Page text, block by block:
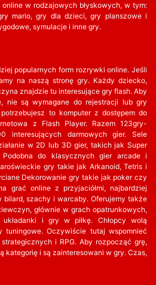
w rodzajowych błyskowych, w tym:
mario, gry dla dzieci, gry planszowe i
symulacje i inne gry.
popularnych form rozrywki online. Jeśli
na naszą stronę gry. Każdy dziecko,
znajdzie tu interesujące gry flash. Aby
nie są wymagane do rejestracji lub gry
to komputer z dostępem do
z Flash Player. Razem 123gry-
interesujących darmowych gier. Sele
w 2D lub 3D gier, takich jak Super
do klasycznych gier arcade i
gry takie jak Arkanoid, Tetris i
Dekorowanie gry takie jak poker czy
grać online z przyjaciółmi, najbardziej
bilard, szachy i warcaby. Oferujemy także
głównie w grach opatrunkowych,
i gry w piłkę. Chłopcy wolą
tuningowe. Oczywiście tutaj wspomnieć
i RPG. Aby rozpocząć grę,
kategorię i są zainteresowani w gry. Czas,